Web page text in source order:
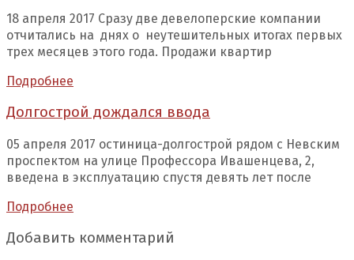
18 апреля 2017 Сразу две девелоперские компании
отчитались на днях о неутешительных итогах первых
трех месяцев этого года. Продажи квартир
Подробнее
Долгострой дождался ввода
05 апреля 2017 остиница-долгострой рядом с Невским
проспектом на улице Профессора Ивашенцева, 2,
введена в эксплуатацию спустя девять лет после
Подробнее
Добавить комментарий